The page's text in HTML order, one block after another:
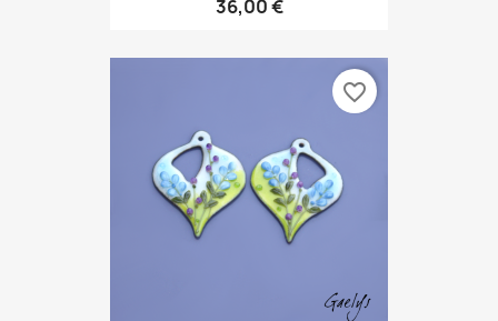
36,00 €
favorite_border